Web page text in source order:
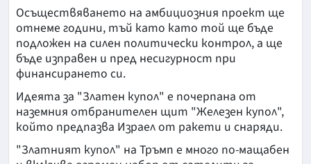
Осъществяването на амбициозния проект ще
отнеме години, тъй като като той ще бъде
подложен на силен политически контрол, а ще
бъде изправен и пред несигурност при
финансирането си.
Идеята за "Златен купол" е почерпана от
наземния отбранителен щит "Железен купол",
който предпазва Израел от ракети и снаряди.
"Златният купол" на Тръмп е много по-мащабен